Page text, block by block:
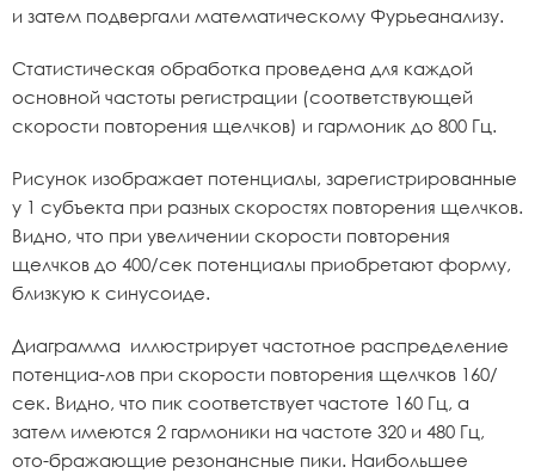
и затем подвергали математическому Фурьеанализу.
Статистическая обработка проведена для каждой
основной частоты регистрации (соответствующей
скорости повторения щелчков) и гармоник до 800 Гц.
Рисунок изображает потенциалы, зарегистрированные
у 1 субъекта при разных скоростях повторения щелчков.
Видно, что при увеличении скорости повторения
щелчков до 400/сек потенциалы приобретают форму,
близкую к синусоиде.
Диаграмма иллюстрирует частотное распределение
потенциа-лов при скорости повторения щелчков 160/
сек. Видно, что пик соответствует частоте 160 Гц, а
затем имеются 2 гармоники на частоте 320 и 480 Гц,
ото-бражающие резонансные пики. Наибольшее